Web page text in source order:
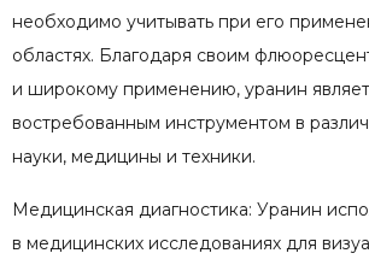
необходимо учитывать при его
областях. Благодаря своим
и широкому применению, уранин
востребованным инструментом в
науки, медицины и техники.
Медицинская диагностика: Уранин
в медицинских исследованиях для